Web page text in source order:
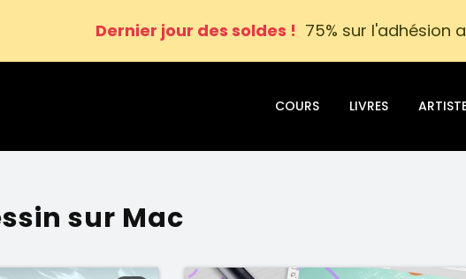
Dernier jour des soldes ! 75% sur l'adhésion
COURS LIVRES
sur Mac